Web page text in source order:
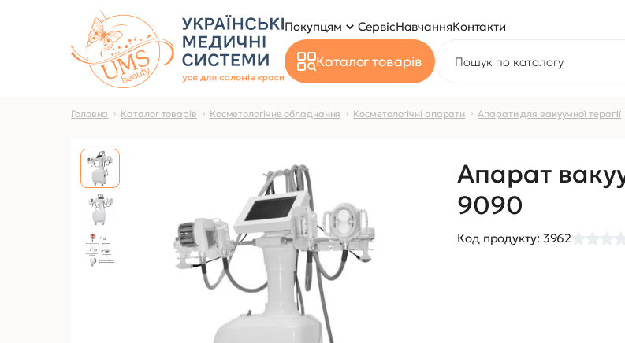
Покупцям СервісНавчанняКонтакти
Каталог товарів
Головна Каталог товарів Косметологічне обладнання Косметологічні апарати Апарати для вакуумної терапії
Апарат
9090
Код продукту: 3962